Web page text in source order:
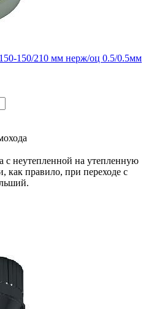
150/210 мм нерж/оц 0.5/0.5мм
с неутепленной на утепленную
как правило, при переходе с